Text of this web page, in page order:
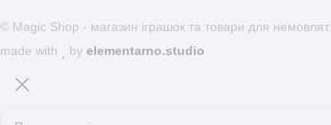
© Magic Shop - магазин іграшок та товари для немовлят.
made with
by elementarno.studio